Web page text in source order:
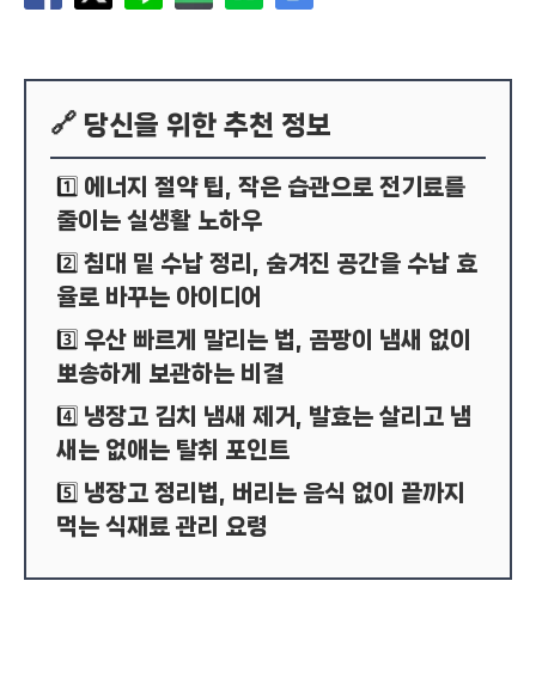
🔗 당신을 위한 추천 정보
1️⃣ 에너지 절약 팁, 작은 습관으로 전기료를
줄이는 실생활 노하우
2️⃣ 침대 밑 수납 정리, 숨겨진 공간을 수납 효
율로 바꾸는 아이디어
3️⃣ 우산 빠르게 말리는 법, 곰팡이 냄새 없이
뽀송하게 보관하는 비결
4️⃣ 냉장고 김치 냄새 제거, 발효는 살리고 냄
새는 없애는 탈취 포인트
5️⃣ 냉장고 정리법, 버리는 음식 없이 끝까지
먹는 식재료 관리 요령